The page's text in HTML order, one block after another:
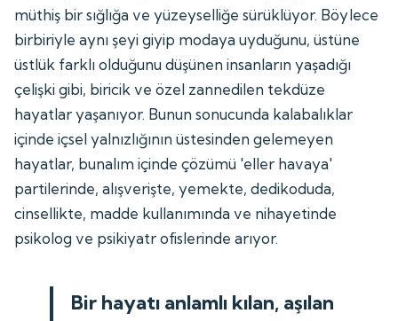
müthiş bir sığlığa ve yüzeyselliğe sürüklüyor. Böylece
birbiriyle aynı şeyi giyip modaya uyduğunu, üstüne
üstlük farklı olduğunu düşünen insanların yaşadığı
çelişki gibi, biricik ve özel zannedilen tekdüze
hayatlar yaşanıyor. Bunun sonucunda kalabalıklar
içinde içsel yalnızlığının üstesinden gelemeyen
hayatlar, bunalım içinde çözümü 'eller havaya'
partilerinde, alışverişte, yemekte, dedikoduda,
cinsellikte, madde kullanımında ve nihayetinde
psikolog ve psikiyatr ofislerinde arıyor.
Bir hayatı anlamlı kılan, aşılan